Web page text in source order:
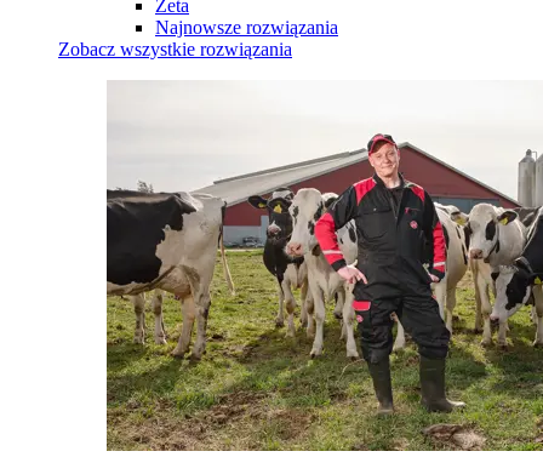
Zeta
Najnowsze rozwiązania
Zobacz wszystkie rozwiązania